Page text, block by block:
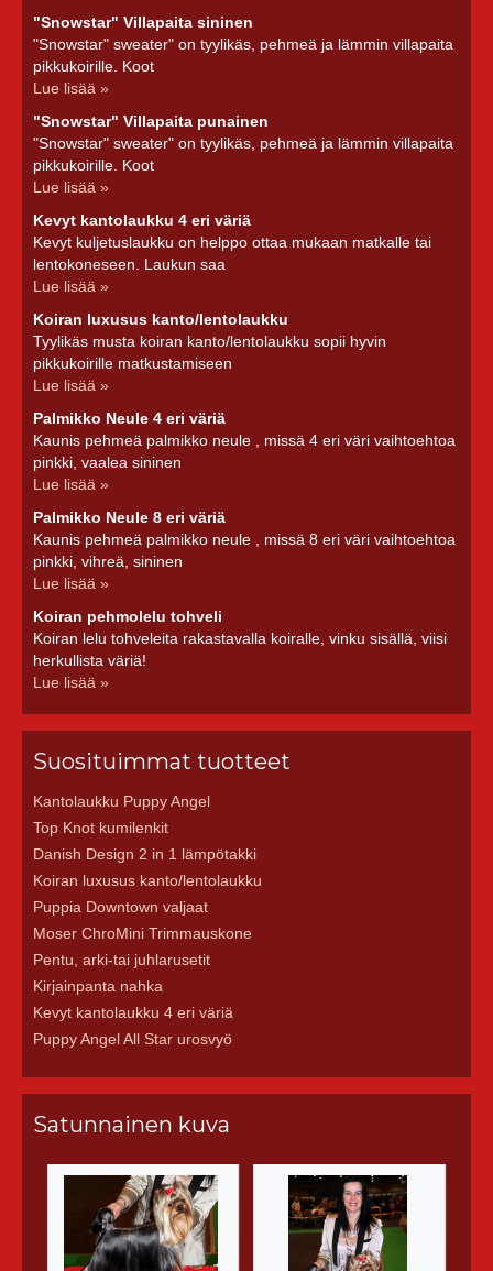
"Snowstar" Villapaita sininen
"Snowstar" sweater" on tyylikäs, pehmeä ja lämmin villapaita
pikkukoirille. Koot
Lue lisää »
"Snowstar" Villapaita punainen
"Snowstar" sweater" on tyylikäs, pehmeä ja lämmin villapaita
pikkukoirille. Koot
Lue lisää »
Kevyt kantolaukku 4 eri väriä
Kevyt kuljetuslaukku on helppo ottaa mukaan matkalle tai
lentokoneseen. Laukun saa
Lue lisää »
Koiran luxusus kanto/lentolaukku
Tyylikäs musta koiran kanto/lentolaukku sopii hyvin
pikkukoirille matkustamiseen
Lue lisää »
Palmikko Neule 4 eri väriä
Kaunis pehmeä palmikko neule , missä 4 eri väri vaihtoehtoa
pinkki, vaalea sininen
Lue lisää »
Palmikko Neule 8 eri väriä
Kaunis pehmeä palmikko neule , missä 8 eri väri vaihtoehtoa
pinkki, vihreä, sininen
Lue lisää »
Koiran pehmolelu tohveli
Koiran lelu tohveleita rakastavalla koiralle, vinku sisällä, viisi
herkullista väriä!
Lue lisää »
Suosituimmat tuotteet
Kantolaukku Puppy Angel
Top Knot kumilenkit
Danish Design 2 in 1 lämpötakki
Koiran luxusus kanto/lentolaukku
Puppia Downtown valjaat
Moser ChroMini Trimmauskone
Pentu, arki-tai juhlarusetit
Kirjainpanta nahka
Kevyt kantolaukku 4 eri väriä
Puppy Angel All Star urosvyö
Satunnainen kuva